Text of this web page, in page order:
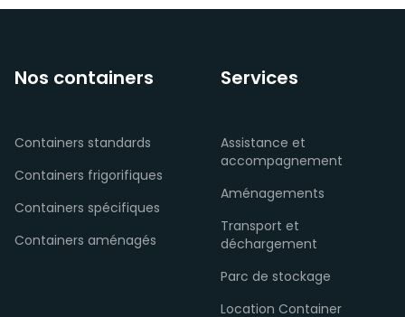
Nos containers
Containers standards
Containers frigorifiques
Containers spécifiques
Containers aménagés
Services
Assistance et
accompagnement
Aménagements
Transport et
déchargement
Parc de stockage
Location Container